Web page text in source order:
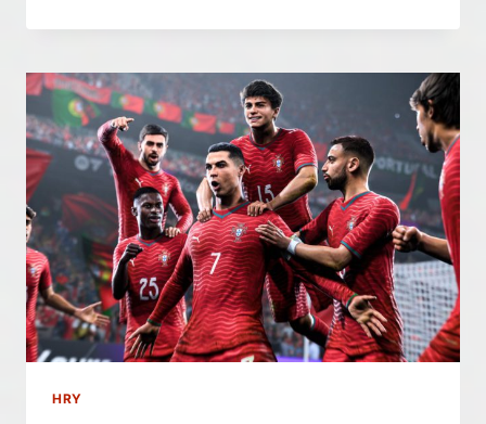
PORTY
STARŠÍCH
DÍLŮ
SÉRIE
CALL
OF
DUTY
ČELÍ
KRITICE
HRY